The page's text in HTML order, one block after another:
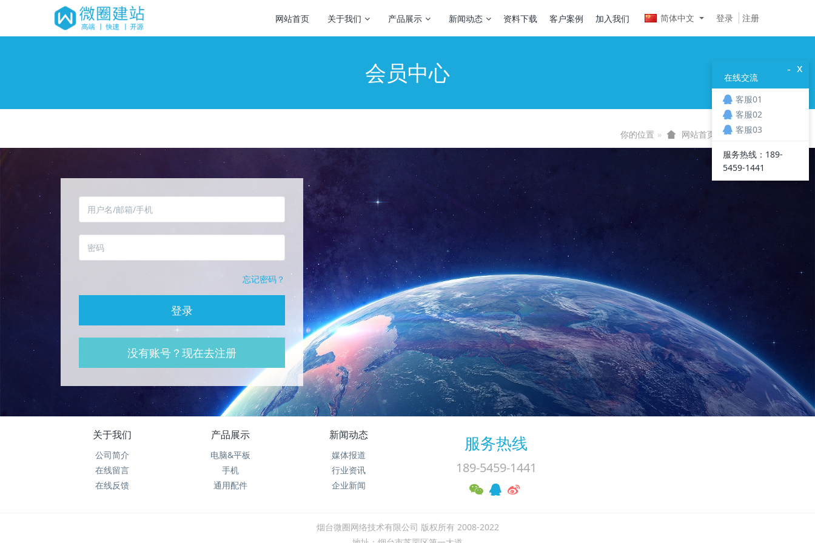
登录 注册
简体中文
网站首页 关于我们 产品展示 新闻动态 资料下载 客户案例 加入我们
会员中心
你的位置 网站首页 会员中心
忘记密码？
登录
没有账号？现在去注册
关于我们
公司简介
在线留言
在线反馈
产品展示
电脑&平板
手机
通用配件
新闻动态
媒体报道
行业资讯
企业新闻
服务热线
189-5459-1441
烟台微圈网络技术有限公司 版权所有 2008-2022
x
-
在线交流
客服01
客服02
客服03
服务热线：189-
5459-1441